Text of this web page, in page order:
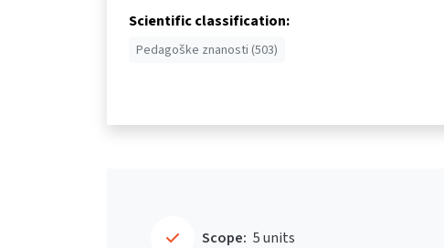
Scientific classification:
Pedagoške znanosti (503)
Scope: 5 units